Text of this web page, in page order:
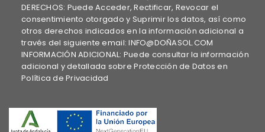
DERECHOS: Puede Acceder, Rectificar, Revocar el
consentimiento otorgado y Suprimir los datos, así como
otros derechos indicados en la información adicional a
través del siguiente email: INFO@DOÑASOL.COM
INFORMACIÓN ADICIONAL: Puede consultar la información
adicional y detallada sobre Protección de Datos en
Política de Privacidad